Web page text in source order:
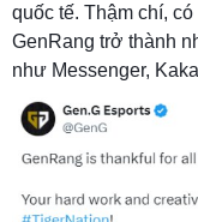
quốc tế. Thậm chí,
GenRang trở thành
như Messenger,